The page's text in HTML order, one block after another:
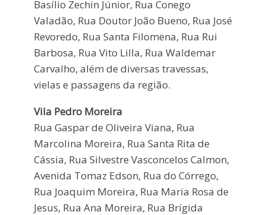
Basílio Zechin Júnior, Rua Conego
Valadão, Rua Doutor João Bueno, Rua José
Revoredo, Rua Santa Filomena, Rua Rui
Barbosa, Rua Vito Lilla, Rua Waldemar
Carvalho, além de diversas travessas,
vielas e passagens da região.
Vila Pedro Moreira
Rua Gaspar de Oliveira Viana, Rua
Marcolina Moreira, Rua Santa Rita de
Cássia, Rua Silvestre Vasconcelos Calmon,
Avenida Tomaz Edson, Rua do Córrego,
Rua Joaquim Moreira, Rua Maria Rosa de
Jesus, Rua Ana Moreira, Rua Brígida